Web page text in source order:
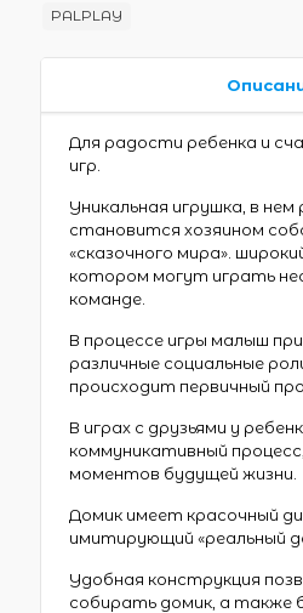
PALPLAY
Для радости ребенка и
игр.
Уникальная игрушка, в нем
становится хозяином
«сказочного мира».
котором могут играть
команде.
В процессе игры малыш
различные социальные
происходит первичный
В играх с друзьями у
коммуникативный
моментов будущей жизни.
Домик имеет красочный
имитирующий «реальный
Удобная конструкция
собирать домик, а также